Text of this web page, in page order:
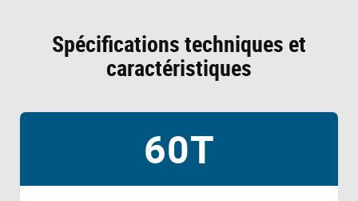
Spécifications techniques et
caractéristiques
60T